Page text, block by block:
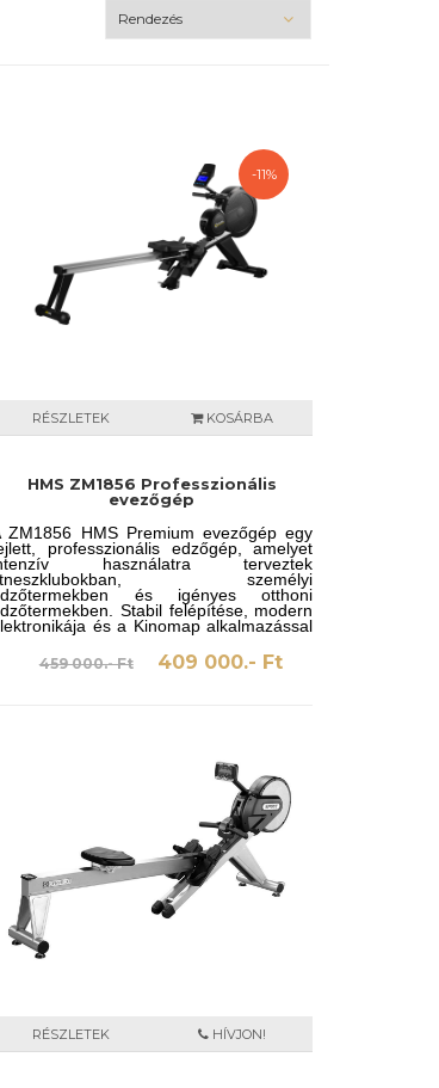
-11%
RÉSZLETEK KOSÁRBA
HMS ZM1856 Professzionális
evezőgép
ZM1856 HMS Premium evezőgép egy
professzionális edzőgép, amelyet
használatra terveztek
személyi
és igényes otthoni
Stabil felépítése, modern
és a Kinomap alkalmazással
való kompatibilitása sokoldalú, teljes testet
edző megoldássá teszi.
459 000.- Ft 409 000.- Ft
RÉSZLETEK HÍVJON!